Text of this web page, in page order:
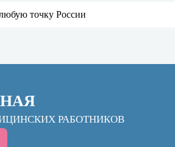
точку России
РАБОТНИКОВ